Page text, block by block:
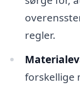
regler.
forskellige